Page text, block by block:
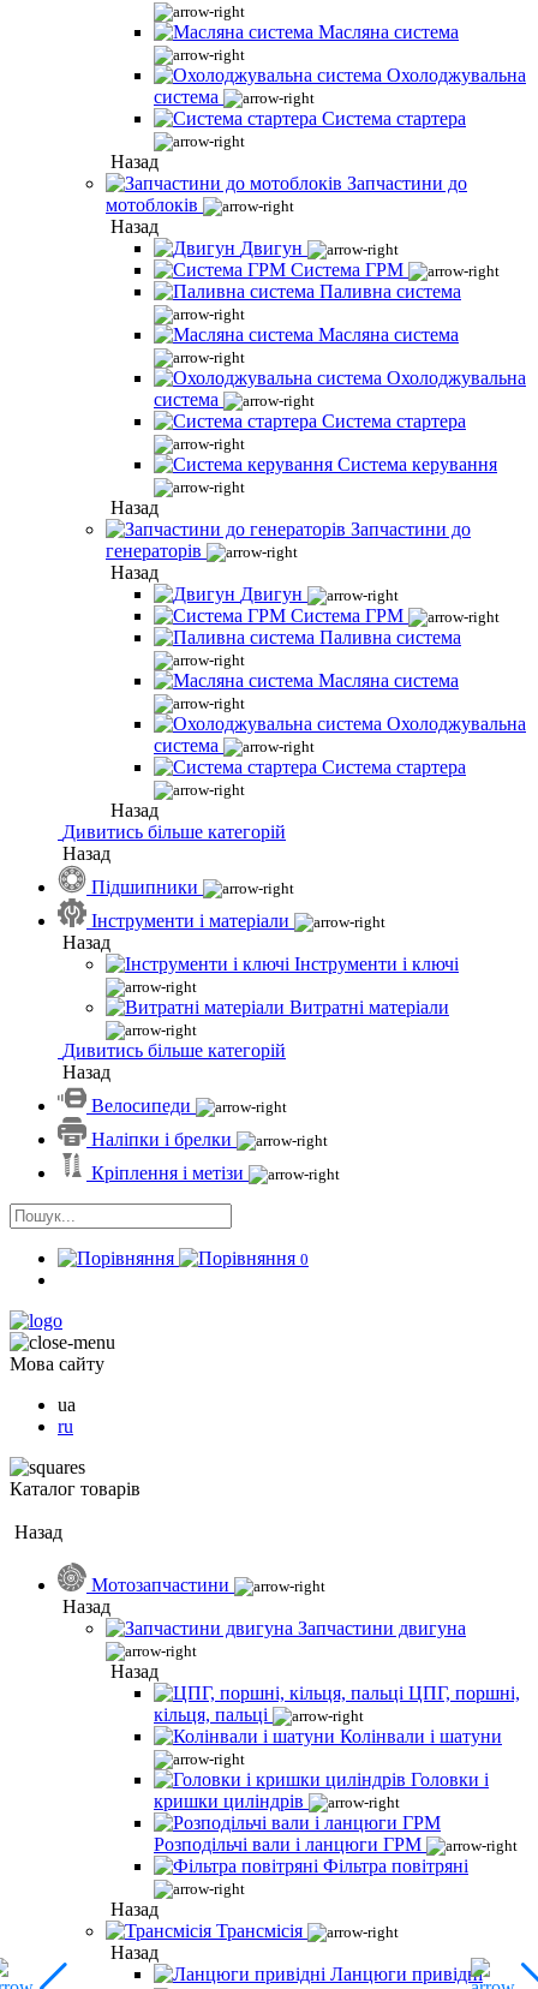
Масляна система
Охолоджувальна
система
Система стартера
Назад
Запчастини до
мотоблоків
Назад
Двигун
Система ГРМ
Паливна система
Масляна система
Охолоджувальна
система
Система стартера
Система керування
Назад
Запчастини до
генераторів
Назад
Двигун
Система ГРМ
Паливна система
Масляна система
Охолоджувальна
система
Система стартера
Назад
Дивитись більше категорій
Назад
Підшипники
Інструменти і матеріали
Назад
Інструменти і ключі
Витратні матеріали
Дивитись більше категорій
Назад
Велосипеди
Наліпки і брелки
Кріплення і метізи
0
Мова сайту
ua
ru
Каталог товарів
Назад
Мотозапчастини
Назад
Запчастини двигуна
Назад
ЦПГ, поршні,
кільця, пальці
Колінвали і шатуни
Головки і
кришки циліндрів
Розподільчі вали і ланцюги ГРМ
Фільтра повітряні
Назад
Трансмісія
Назад
Ланцюги привідні